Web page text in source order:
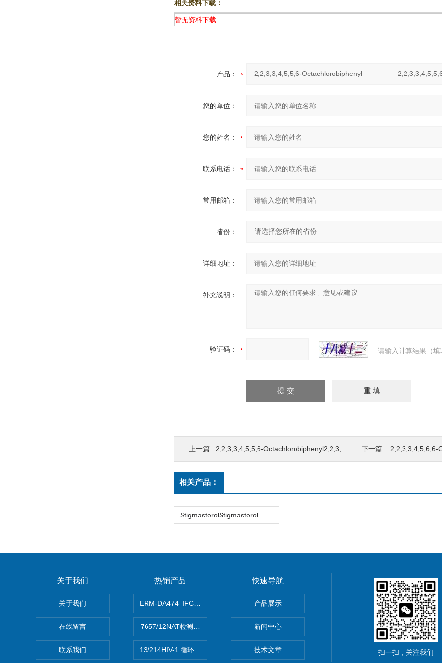
相关资料下载：
暂无资料下载
产品：
您的单位：
您的姓名：
联系电话：
常用邮箱：
省份：
详细地址：
补充说明：
验证码： 请输入计算结果（
上一篇 : 2,2,3,3,4,5,5,6-Octachlorobiphenyl2,2,3,3,4,5,5,6-Octachlorobiphenyl 2,2,3,3,4,5,5,6-八氯联苯2 下一篇 : 2,2,3,3,4,5,6,6-
相关产品：
关于我们
关于我们
在线留言
联系我们
热销产品
ERM-DA474_IFCCC反应蛋白检测试剂
7657/12NAT检测的D型肝炎RNA检测试剂
13/214HIV-1 循环重组形式RNA的标准品
快速导航
产品展示
新闻中心
技术文章 扫一扫，关注我们